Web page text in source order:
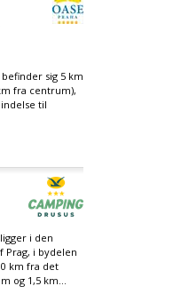
sig 5 km
fra centrum),
til
i den
Prag, i bydelen
km fra det
og 1,5 km...